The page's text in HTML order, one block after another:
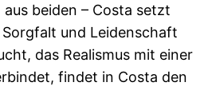
beiden – Costa setzt
und Leidenschaft
das Realismus mit einer
findet in Costa den